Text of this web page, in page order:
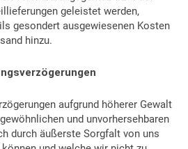
geleistet werden,
gesondert ausgewiesenen Kosten
hinzu.
aufgrund höherer Gewalt
und unvorhersehbaren
durch äußerste Sorgfalt von uns